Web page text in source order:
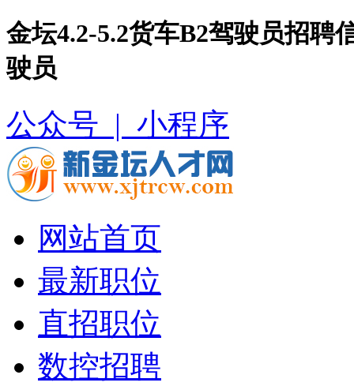
金坛4.2-5.2货车B2驾驶员招聘
驶员
公众号 | 小程序
网站首页
最新职位
直招职位
数控招聘